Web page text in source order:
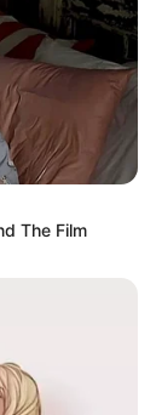
The Film